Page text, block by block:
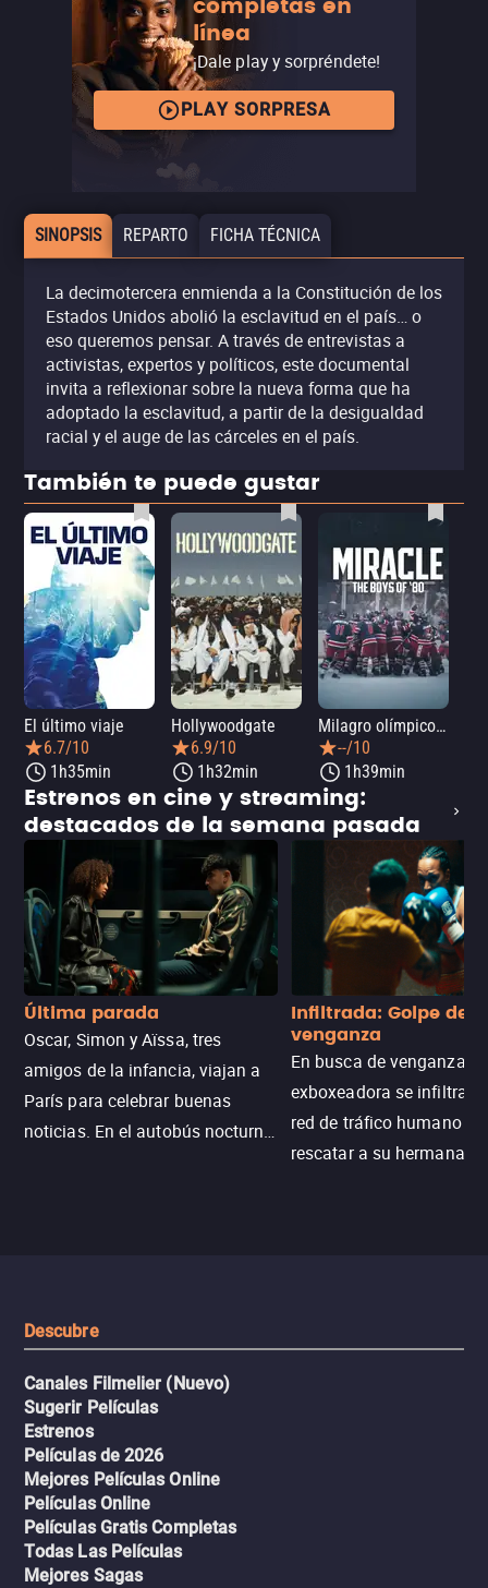
línea
¡Dale play y sorpréndete!
PLAY SORPRESA
SINOPSIS REPARTO FICHA TÉCNICA
La decimotercera enmienda a la Constitución de los
Estados Unidos abolió la esclavitud en el país… o
eso queremos pensar. A través de entrevistas a
activistas, expertos y políticos, este documental
invita a reflexionar sobre la nueva forma que ha
adoptado la esclavitud, a partir de la desigualdad
racial y el auge de las cárceles en el país.
También te puede gustar
El último viaje
6.7/10
1h35min
Hollywoodgate
6.9/10
1h32min
Milagro olímpico: El equipo de hockey sobre hielo de 1980
--/10
1h39min
Estrenos en cine y streaming:
destacados de la semana pasada
Última parada
Oscar, Simon y Aïssa, tres
amigos de la infancia, viajan a
París para celebrar buenas
noticias. En el autobús nocturno
Infiltrada: Golpe de
venganza
En busca de venganza,
exboxeadora se infiltra
red de tráfico humano
rescatar a su hermana
Descubre
Canales Filmelier (Nuevo)
Sugerir Películas
Estrenos
Películas de 2026
Mejores Películas Online
Películas Online
Películas Gratis Completas
Todas Las Películas
Mejores Sagas